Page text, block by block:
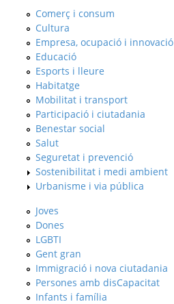
Comerç i consum
Cultura
Empresa, ocupació i innovació
Educació
Esports i lleure
Habitatge
Mobilitat i transport
Participació i ciutadania
Benestar social
Salut
Seguretat i prevenció
Sostenibilitat i medi ambient
Urbanisme i via pública
Joves
Dones
LGBTI
Gent gran
Immigració i nova ciutadania
Persones amb disCapacitat
Infants i família